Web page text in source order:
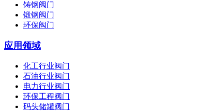
铸钢阀门
锻钢阀门
环保阀门
应用领域
化工行业阀门
石油行业阀门
电力行业阀门
环保工程阀门
码头储罐阀门